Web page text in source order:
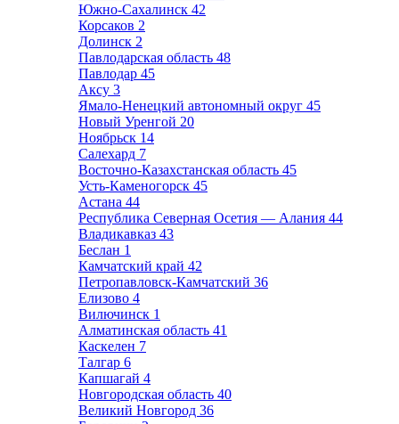
Южно-Сахалинск 42
Корсаков 2
Долинск 2
Павлодарская область 48
Павлодар 45
Аксу 3
Ямало-Ненецкий автономный округ 45
Новый Уренгой 20
Ноябрьск 14
Салехард 7
Восточно-Казахстанская область 45
Усть-Каменогорск 45
Астана 44
Республика Северная Осетия — Алания 44
Владикавказ 43
Беслан 1
Камчатский край 42
Петропавловск-Камчатский 36
Елизово 4
Вилючинск 1
Алматинская область 41
Каскелен 7
Талгар 6
Капшагай 4
Новгородская область 40
Великий Новгород 36